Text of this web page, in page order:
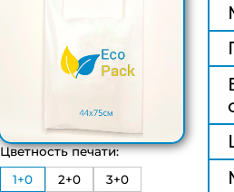
Цветность печати:
1+0
2+0
3+0